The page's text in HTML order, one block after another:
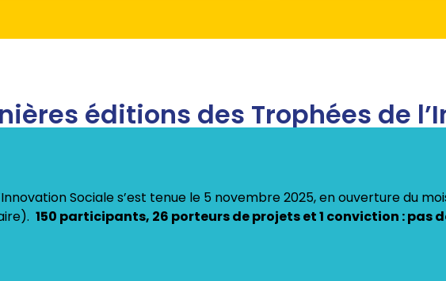
éditions des Trophées de
Sociale s’est tenue le 5 novembre 2025, en ouverture du
150 participants, 26 porteurs de projets et 1 conviction : pas